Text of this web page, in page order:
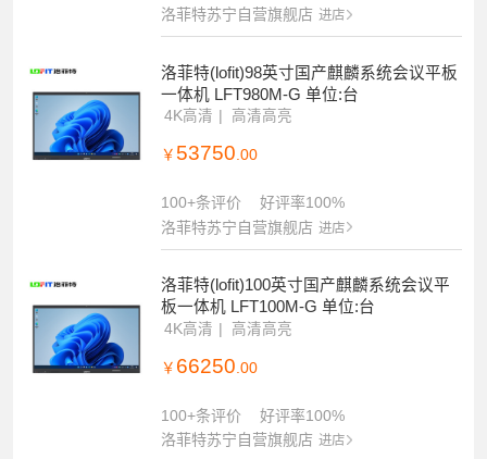
洛菲特苏宁自营旗舰店 进店
洛菲特(lofit)98英寸国产麒麟系统会议平板
一体机 LFT980M-G 单位:台
4K高清 高清高亮
￥ 53750 .00
100+条评价
好评率100%
洛菲特苏宁自营旗舰店 进店
洛菲特(lofit)100英寸国产麒麟系统会议平
板一体机 LFT100M-G 单位:台
4K高清 高清高亮
￥ 66250 .00
100+条评价
好评率100%
洛菲特苏宁自营旗舰店 进店